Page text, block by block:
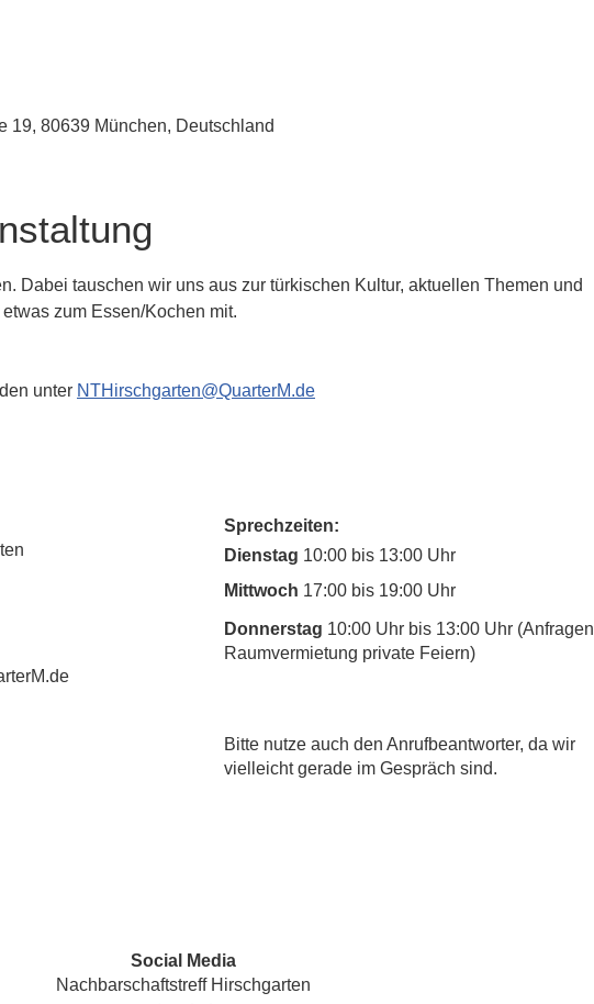
19, 80639 München, Deutschland
Dabei tauschen wir uns aus zur türkischen Kultur, aktuellen Themen und
zum Essen/Kochen mit.
unter NTHirschgarten@QuarterM.de
Sprechzeiten:
Dienstag 10:00 bis 13:00 Uhr
Mittwoch 17:00 bis 19:00 Uhr
Donnerstag 10:00 Uhr bis 13:00 Uhr (Anfragen
Raumvermietung private Feiern)
​Bitte nutze auch den Anrufbeantworter, da wir
vielleicht gerade im Gespräch sind.
Social Media
Nachbarschaftstreff Hirschgarten